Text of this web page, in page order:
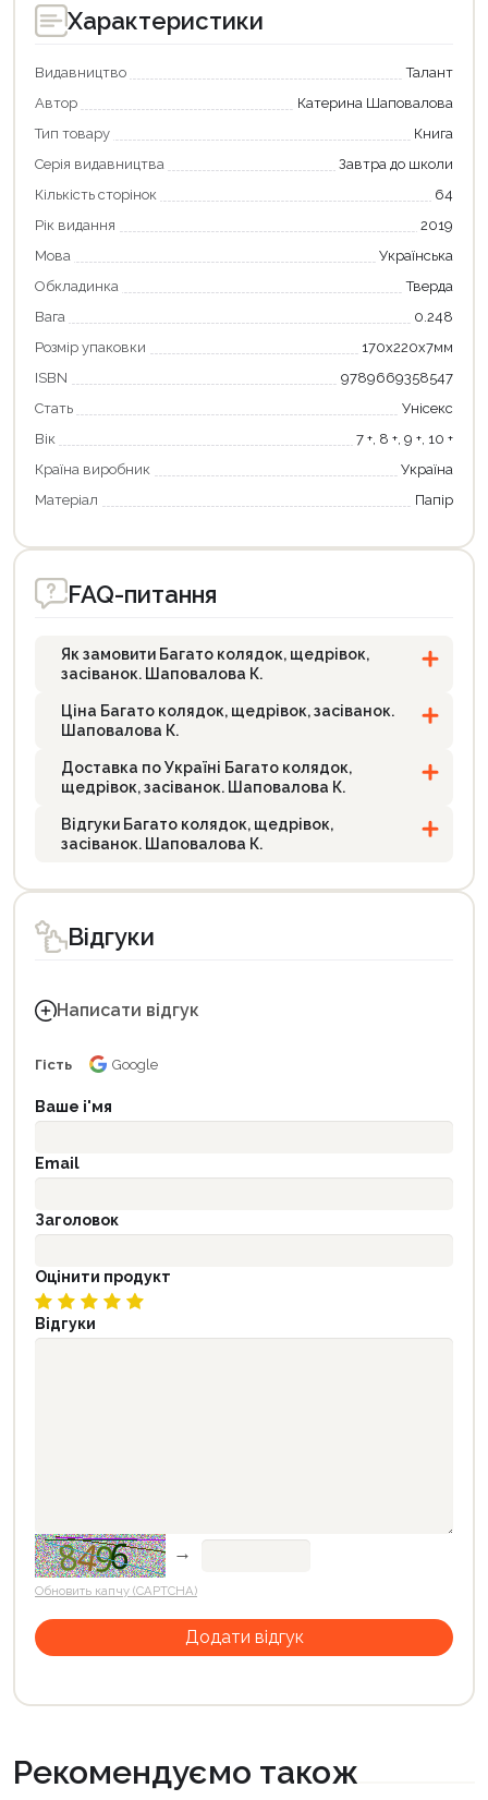
Характеристики
Видавництво
Талант
Автор
Катерина Шаповалова
Тип товару
Книга
Серія видавництва
Завтра до школи
Кількість сторінок
64
Рік видання
2019
Мова
Українська
Обкладинка
Тверда
Вага
0.248
Розмір упаковки
170х220х7мм
ISBN
9789669358547
Стать
Унісекс
Вік
7 +, 8 +, 9 +, 10 +
Країна виробник
Україна
Матеріал
Папір
FAQ-питання
Як замовити Багато колядок, щедрівок,
засіванок. Шаповалова К.
Ціна Багато колядок, щедрівок, засіванок.
Шаповалова К.
Доставка по Україні Багато колядок,
щедрівок, засіванок. Шаповалова К.
Відгуки Багато колядок, щедрівок,
засіванок. Шаповалова К.
Відгуки
Написати відгук
Гість Google
Ваше і'мя
Email
Заголовок
Оцінити продукт
Відгуки
→
Обновить капчу (CAPTCHA)
Рекомендуємо також
Оформити замовлення